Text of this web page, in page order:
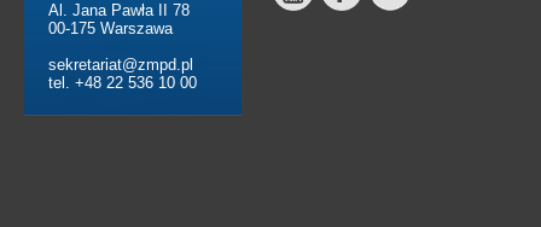
Al. Jana Pawła II 78
00-175 Warszawa
sekretariat@zmpd.pl
tel. +48 22 536 10 00